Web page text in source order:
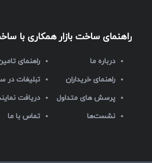
راهنمای ساخت بازار
درباره ما
راهنمای خریداران
پرسش های متداول
نشست‌ها
همکاری با
راهنمای
تبلیغات در
دریافت
تماس با ما